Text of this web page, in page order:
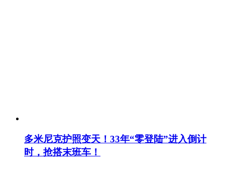
多米尼克护照变天！33年“零登陆”进入倒计
时，抢搭末班车！